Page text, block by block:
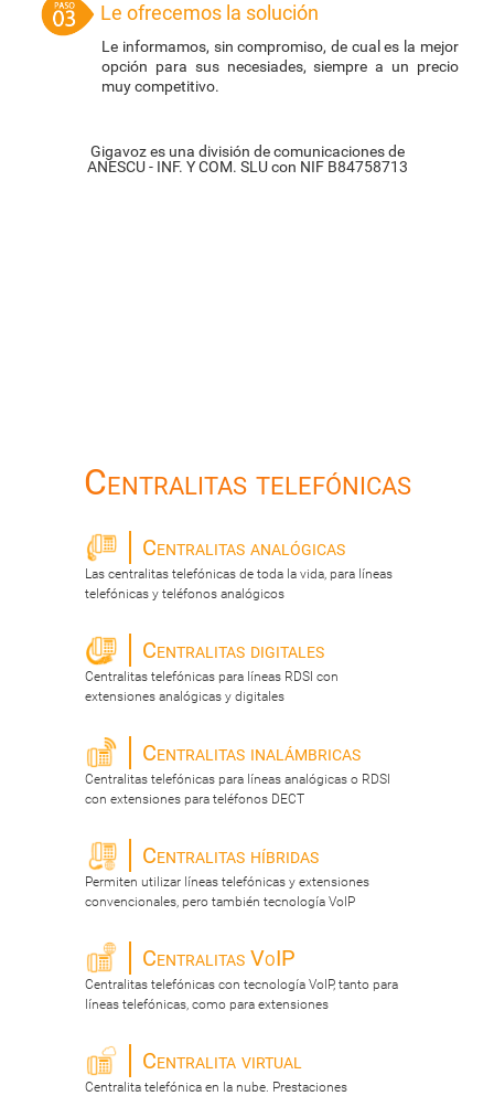
Le ofrecemos la solución
Le informamos, sin compromiso, de cual es la mejor
opción para sus necesiades, siempre a un precio
muy competitivo.
Gigavoz es una división de comunicaciones de
ANESCU - INF. Y COM. SLU con NIF B84758713
Centralitas telefónicas
Centralitas analógicas
Las centralitas telefónicas de toda la vida, para líneas
telefónicas y teléfonos analógicos
Centralitas digitales
Centralitas telefónicas para líneas RDSI con
extensiones analógicas y digitales
Centralitas inalámbricas
Centralitas telefónicas para líneas analógicas o RDSI
con extensiones para teléfonos DECT
Centralitas híbridas
Permiten utilizar líneas telefónicas y extensiones
convencionales, pero también tecnología VoIP
Centralitas VoIP
Centralitas telefónicas con tecnología VoIP, tanto para
líneas telefónicas, como para extensiones
Centralita virtual
Centralita telefónica en la nube. Prestaciones